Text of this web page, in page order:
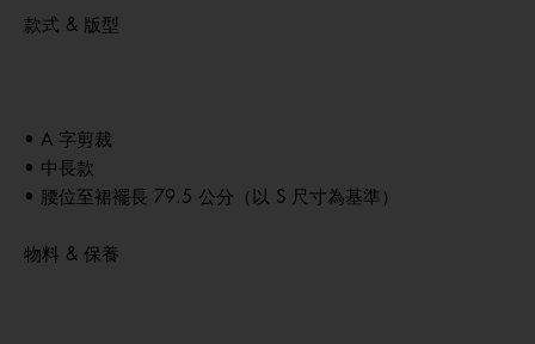
款式 & 版型
• A 字剪裁
• 中長款
• 腰位至裙襬長 79.5 公分（以 S 尺寸為基準）
物料 & 保養